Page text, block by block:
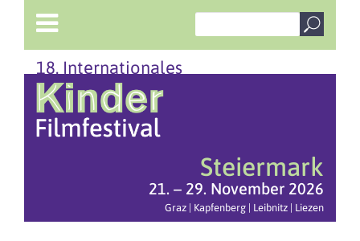
18. Internationales
Steiermark
21. – 29. November 2026
Graz | Kapfenberg | Leibnitz | Liezen